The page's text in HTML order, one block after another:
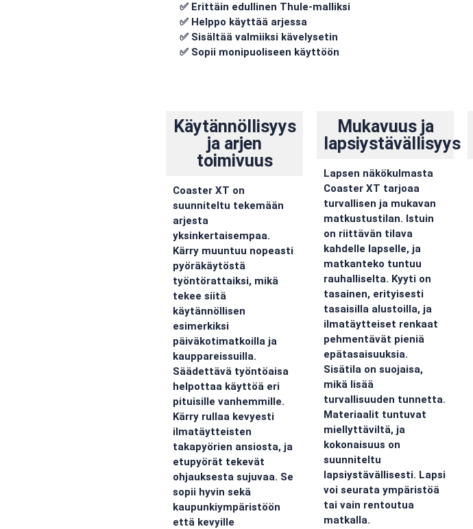
✅ Erittäin edullinen Thule-malliksi
✅ Helppo käyttää arjessa
✅ Sisältää valmiiksi kävelysetin
✅ Sopii monipuoliseen käyttöön
Käytännöllisyys
ja arjen
toimivuus
Coaster XT on
suunniteltu tekemään
arjesta
yksinkertaisempaa.
Kärry muuntuu nopeasti
pyöräkäytöstä
työntörattaiksi, mikä
tekee siitä
käytännöllisen
esimerkiksi
päiväkotimatkoilla ja
kauppareissuilla.
Säädettävä työntöaisa
helpottaa käyttöä eri
pituisille vanhemmille.
Kärry rullaa kevyesti
ilmatäytteisten
takapyörien ansiosta, ja
etupyörät tekevät
ohjauksesta sujuvaa. Se
sopii hyvin sekä
kaupunkiympäristöön
että kevyille
Mukavuus ja
lapsiystävällisyys
Lapsen näkökulmasta
Coaster XT tarjoaa
turvallisen ja mukavan
matkustustilan. Istuin
on riittävän tilava
kahdelle lapselle, ja
matkanteko tuntuu
rauhalliselta. Kyyti on
tasainen, erityisesti
tasaisilla alustoilla, ja
ilmatäytteiset renkaat
pehmentävät pieniä
epätasaisuuksia.
Sisätila on suojaisa,
mikä lisää
turvallisuuden tunnetta.
Materiaalit tuntuvat
miellyttäviltä, ja
kokonaisuus on
suunniteltu
lapsiystävällisesti. Lapsi
voi seurata ympäristöä
tai vain rentoutua
matkalla.